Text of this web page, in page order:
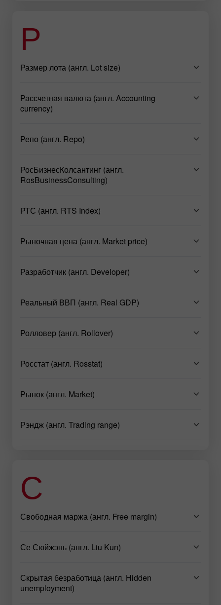
Р
Размер лота (англ. Lot size)
Рассчетная валюта (англ. Accounting
currency)
Репо (англ. Repo)
РосБизнесКолсантинг (англ.
RosBusinessConsulting)
РТС (англ. RTS Index)
Рыночная цена (англ. Market price)
Разработчик (англ. Developer)
Реальный ВВП (англ. Real GDP)
Ролловер (англ. Rollover)
Росстат (англ. Rosstat)
Рынок (англ. Market)
Рэндж (англ. Trading range)
С
Свободная маржа (англ. Free margin)
Се Сюйжэнь (англ. Liu Kun)
Скрытая безработица (англ. Hidden
unemployment)